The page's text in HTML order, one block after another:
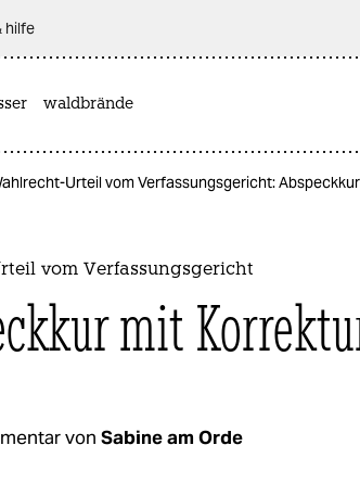
hilfe
waldbrände
Urteil vom Verfassungsgericht:
vom Verfassungsgericht
mit
von Sabine am Orde